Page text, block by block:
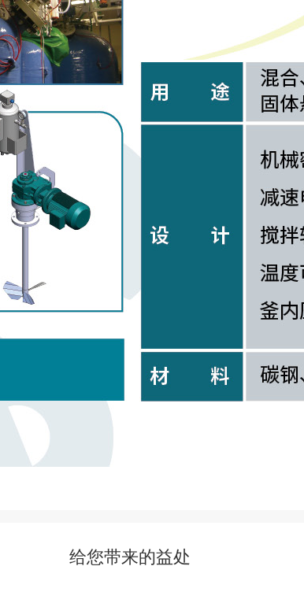
给您带来的益处